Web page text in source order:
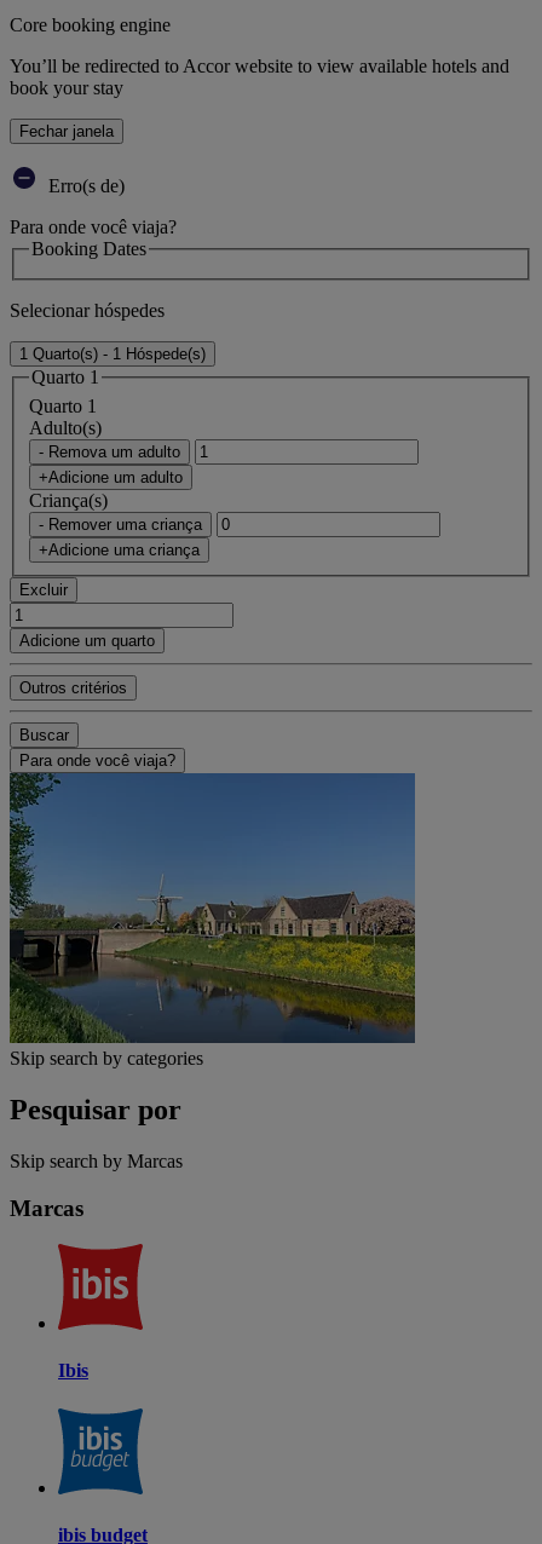
Core booking engine
You’ll be redirected to Accor website to view available hotels and
book your stay
Fechar janela
Erro(s de)
Para onde você viaja?
Booking Dates
Selecionar hóspedes
1 Quarto(s) - 1 Hóspede(s)
Quarto 1
Quarto 1
Adulto(s)
- Remova um adulto
+Adicione um adulto
Criança(s)
- Remover uma criança
+Adicione uma criança
Excluir
Adicione um quarto
Outros critérios
Buscar
Para onde você viaja?
Skip search by categories
Pesquisar por
Skip search by Marcas
Marcas
Ibis
ibis budget